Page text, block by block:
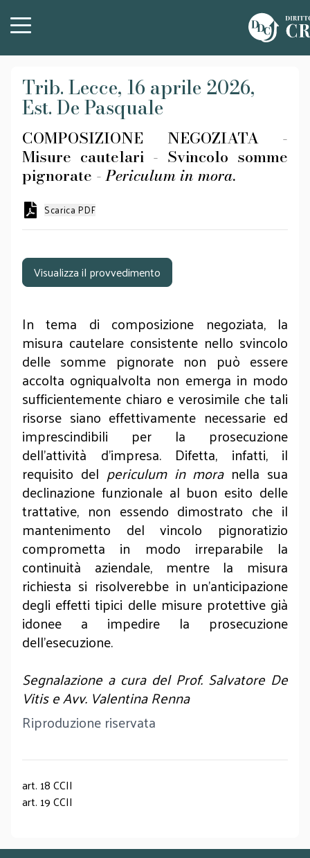
Trib. Lecce, 16 aprile 2026,
Est. De Pasquale
COMPOSIZIONE NEGOZIATA -
Misure cautelari - Svincolo somme
pignorate -Periculum in mora.
Scarica PDF
Visualizza il provvedimento
In tema di composizione negoziata, la
misura cautelare consistente nello svincolo
delle somme pignorate non può essere
accolta ogniqualvolta non emerga in modo
sufficientemente chiaro e verosimile che tali
risorse siano effettivamente necessarie ed
imprescindibili per la prosecuzione
dell’attività d’impresa. Difetta, infatti, il
requisito del periculum in moranella sua
declinazione funzionale al buon esito delle
trattative, non essendo dimostrato che il
mantenimento del vincolo pignoratizio
comprometta in modo irreparabile la
continuità aziendale, mentre la misura
richiesta si risolverebbe in un’anticipazione
degli effetti tipici delle misure protettive già
idonee a impedire la prosecuzione
dell’esecuzione.
Segnalazione a cura del Prof. Salvatore De
Vitis e Avv. Valentina Renna
Riproduzione riservata
art. 18 CCII
art. 19 CCII